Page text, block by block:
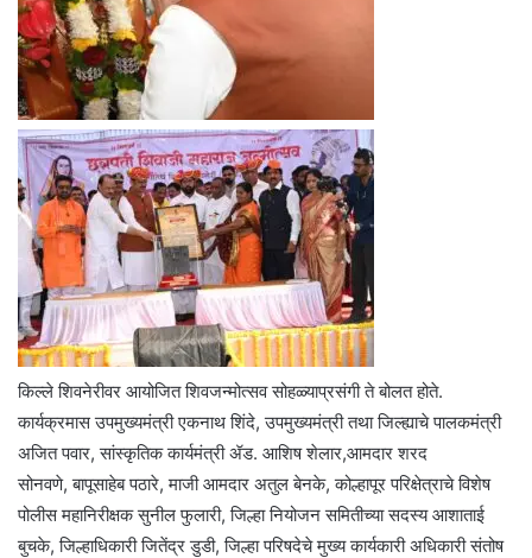
किल्ले शिवनेरीवर आयोजित शिवजन्मोत्सव सोहळ्याप्रसंगी ते बोलत होते.
कार्यक्रमास उपमुख्यमंत्री एकनाथ शिंदे, उपमुख्यमंत्री तथा जिल्ह्याचे पालकमंत्री
अजित पवार, सांस्कृतिक कार्यमंत्री ॲड. आशिष शेलार,आमदार शरद
सोनवणे, बापूसाहेब पठारे, माजी आमदार अतुल बेनके, कोल्हापूर परिक्षेत्राचे विशेष
पोलीस महानिरीक्षक सुनील फुलारी, जिल्हा नियोजन समितीच्या सदस्य आशाताई
बुचके, जिल्हाधिकारी जितेंद्र डुडी, जिल्हा परिषदेचे मुख्य कार्यकारी अधिकारी संतोष